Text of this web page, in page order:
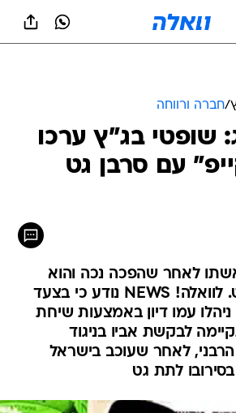
/חברה ורווחה
שופטי בג"ץ ערכו
עם סרבן גט
לאחר שהפכה נכה והוא
מסרב לתת לה גט. לוואלה! NEWS נודע כי בצעד
עמו דיון באמצעות שיחת
לבקשת אביו בניגוד
לאחר שעוכב בישראל
לתת גט